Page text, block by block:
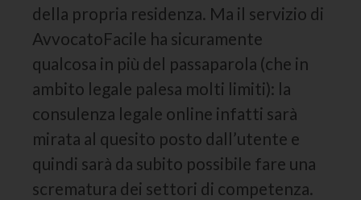
della propria residenza. Ma il servizio di
AvvocatoFacile ha sicuramente
qualcosa in più del passaparola (che in
ambito legale palesa molti limiti): la
consulenza legale online infatti sarà
mirata al quesito posto dall’utente e
quindi sarà da subito possibile fare una
scrematura dei settori di competenza.